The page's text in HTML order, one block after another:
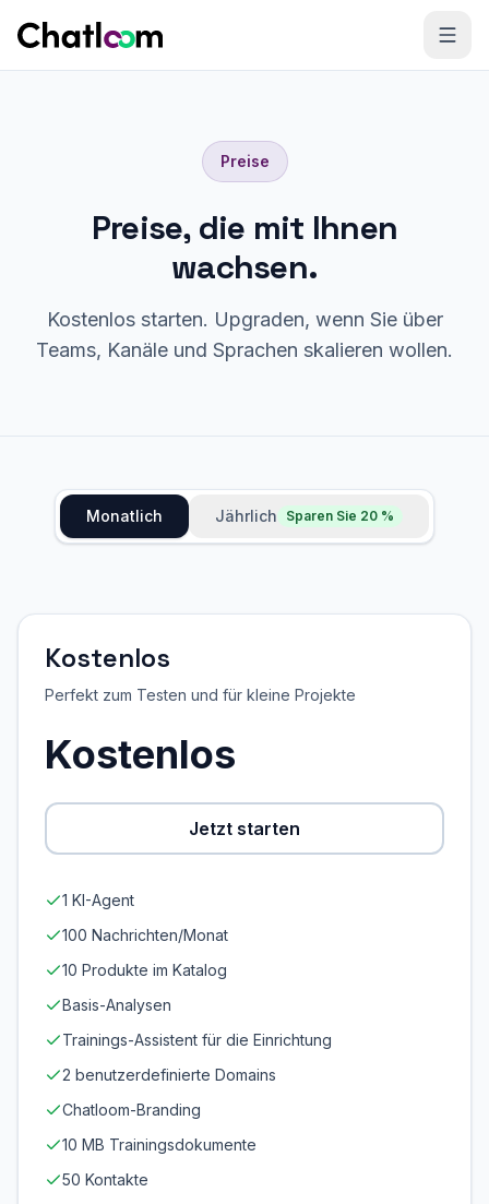
Preise
Preise, die mit Ihnen
wachsen.
Kostenlos starten. Upgraden, wenn Sie über
Teams, Kanäle und Sprachen skalieren wollen.
Monatlich Jährlich Sparen Sie 20 %
Kostenlos
Perfekt zum Testen und für kleine Projekte
Kostenlos
Jetzt starten
1 KI-Agent
100 Nachrichten/Monat
10 Produkte im Katalog
Basis-Analysen
Trainings-Assistent für die Einrichtung
2 benutzerdefinierte Domains
Chatloom-Branding
10 MB Trainingsdokumente
50 Kontakte